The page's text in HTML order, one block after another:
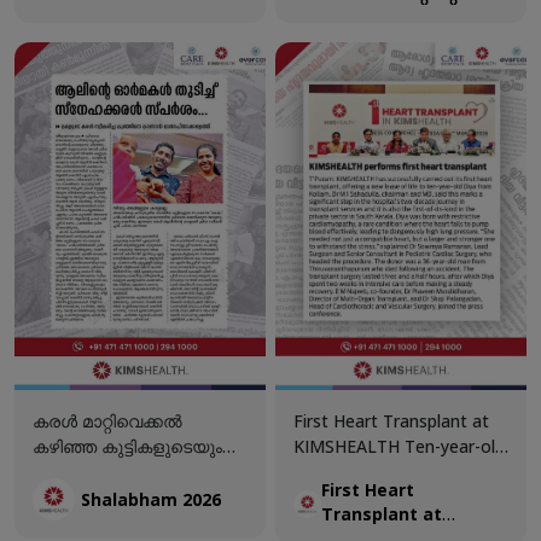
കീഹോൾ ബൈപാസ്
ശസ്ത്രക്രിയയിലൂടെ
പുതുജീവൻ!
വിരയെ പുറത്തെടുത്തു!
കരൾ മാറ്റിവെക്കൽ
കഴിഞ്ഞ കുട്ടികളുടെയും
ഒത്തുചേരൽ "ശലഭം"
Shalabham 2026
First Heart Transplant at
KIMSHEALTH Ten-year-old
sustained by the quiet
strength of a new heart.
First Heart
Transplant at